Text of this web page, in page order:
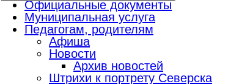
Официальные документы
Муниципальная услуга
Педагогам, родителям
Афиша
Новости
Архив новостей
Штрихи к портрету Северска